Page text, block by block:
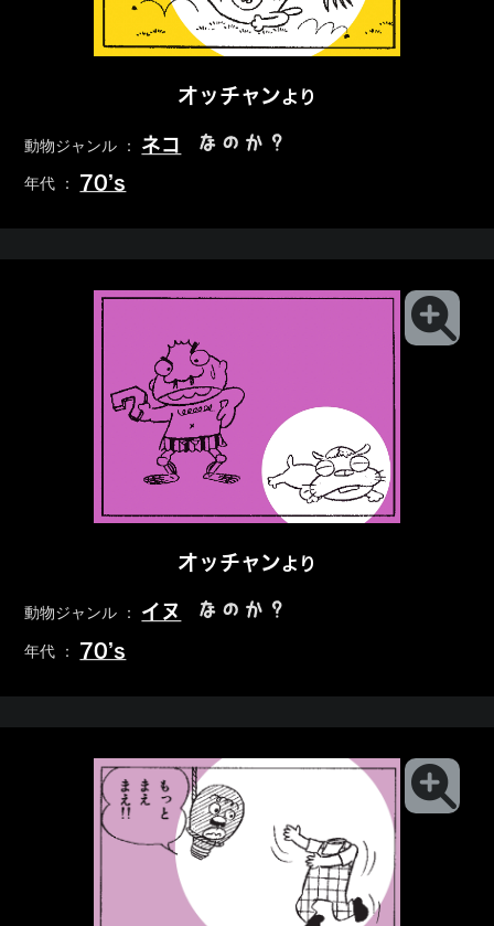
オッチャンより
動物ジャンル ： ネコ なのか？
年代 ： 70’s
オッチャンより
動物ジャンル ： イヌ なのか？
年代 ： 70’s